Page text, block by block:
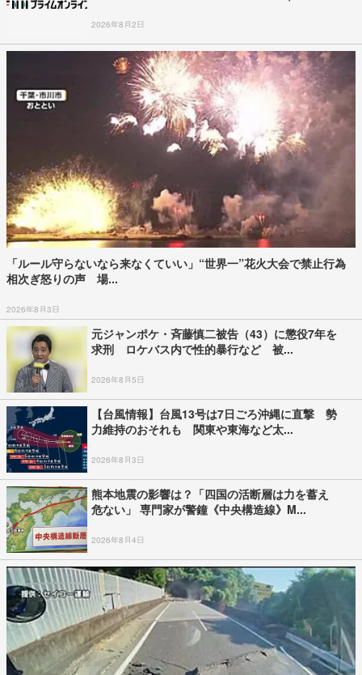
2026年8月2日
「ルール守らないなら来なくていい」“世界一”花火大会で禁止行為
相次ぎ怒りの声 場...
2026年8月3日
元ジャンポケ・斉藤慎二被告（43）に懲役7年を
求刑 ロケバス内で性的暴行など 被...
2026年8月5日
【台風情報】台風13号は7日ごろ沖縄に直撃 勢
力維持のおそれも 関東や東海など太...
2026年8月3日
熊本地震の影響は？「四国の活断層は力を蓄え
危ない」 専門家が警鐘《中央構造線》M...
2026年8月4日